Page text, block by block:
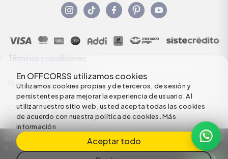
En OFFCORSS utilizamos cookies
Utilizamos cookies propias y de terceros, de sesión y
persistentes para mejorar la experiencia de usuario. Al
utilizar nuestro sitio web, usted acepta todas las cookies
de acuerdo con nuestra política de cookies.Más
información
Aceptar todo
Términos y condiciones
Nuestras Políticas
Configuración de Cookies
Razón Social: C.I HERMECO S.A. NIT: 890924167-6 Dirección: Carrera 50 #
7 – 35